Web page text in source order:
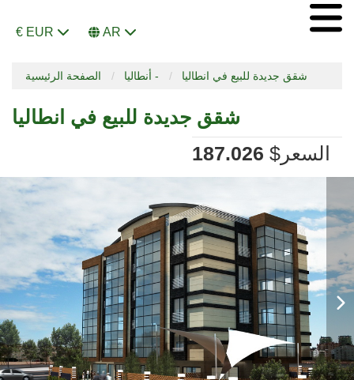
€ EUR AR
الصفحة الرئيسية أنطاليا - شقق جديدة للبيع في انطاليا
شقق جديدة للبيع في انطاليا
السعر
187.026 $